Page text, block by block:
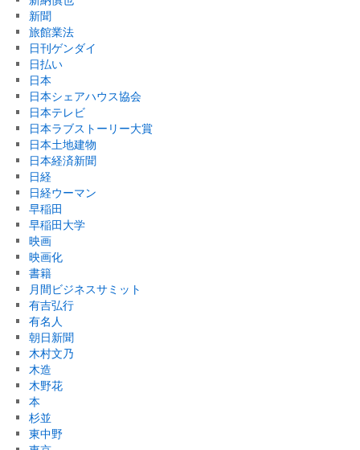
新聞
旅館業法
日刊ゲンダイ
日払い
日本
日本シェアハウス協会
日本テレビ
日本ラブストーリー大賞
日本土地建物
日本経済新聞
日経
日経ウーマン
早稲田
早稲田大学
映画
映画化
書籍
月間ビジネスサミット
有吉弘行
有名人
朝日新聞
木村文乃
木造
木野花
本
杉並
東中野